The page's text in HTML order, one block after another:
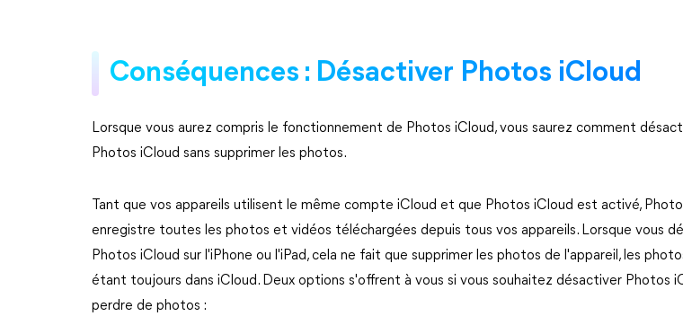
Conséquences : Désactiver Photos iCloud
Lorsque vous aurez compris le fonctionnement de Photos iCloud, vous saurez comment
Photos iCloud sans supprimer les photos.
Tant que vos appareils utilisent le même compte iCloud et que Photos iCloud est activé,
enregistre toutes les photos et vidéos téléchargées depuis tous vos appareils. Lorsque vous
Photos iCloud sur l'iPhone ou l'iPad, cela ne fait que supprimer les photos de l'appareil, les
étant toujours dans iCloud. Deux options s'offrent à vous si vous souhaitez désactiver Photos
perdre de photos :